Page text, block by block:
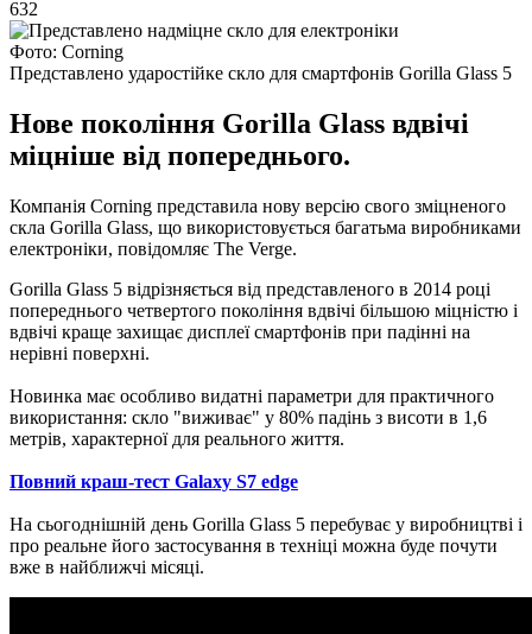
632
Фото: Corning
Представлено ударостійке скло для смартфонів Gorilla Glass 5
Нове покоління Gorilla Glass вдвічі
міцніше від попереднього.
Компанія Corning представила нову версію свого зміцненого
скла Gorilla Glass, що використовується багатьма виробниками
електроніки, повідомляє The Verge.
Gorilla Glass 5 відрізняється від представленого в 2014 році
попереднього четвертого покоління вдвічі більшою міцністю і
вдвічі краще захищає дисплеї смартфонів при падінні на
нерівні поверхні.
Новинка має особливо видатні параметри для практичного
використання: скло "виживає" у 80% падінь з висоти в 1,6
метрів, характерної для реального життя.
Повний краш-тест Galaxy S7 edge
На сьогоднішній день Gorilla Glass 5 перебуває у виробництві і
про реальне його застосування в техніці можна буде почути
вже в найближчі місяці.